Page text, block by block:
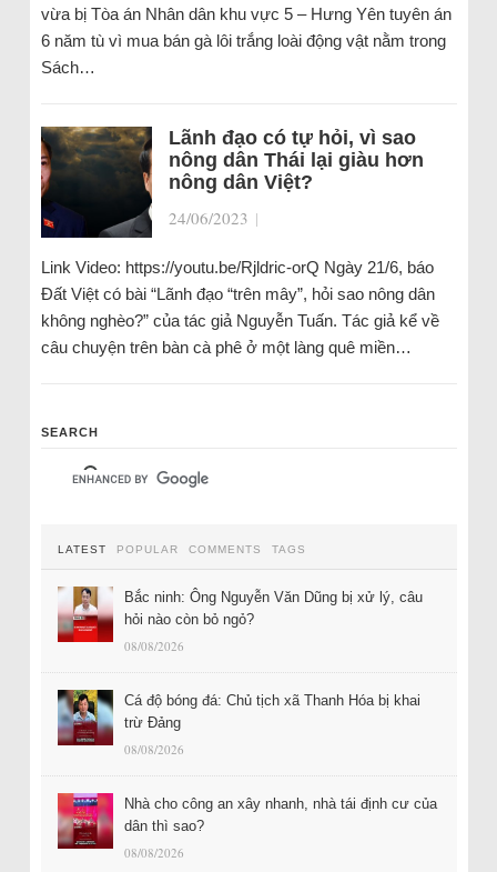
vừa bị Tòa án Nhân dân khu vực 5 – Hưng Yên tuyên án
6 năm tù vì mua bán gà lôi trắng loài động vật nằm trong
Sách…
Lãnh đạo có tự hỏi, vì sao
nông dân Thái lại giàu hơn
nông dân Việt?
24/06/2023 |
Link Video: https://youtu.be/Rjldric-orQ Ngày 21/6, báo
Đất Việt có bài “Lãnh đạo “trên mây”, hỏi sao nông dân
không nghèo?” của tác giả Nguyễn Tuấn. Tác giả kể về
câu chuyện trên bàn cà phê ở một làng quê miền…
SEARCH
LATEST POPULAR COMMENTS TAGS
Bắc ninh: Ông Nguyễn Văn Dũng bị xử lý, câu
hỏi nào còn bỏ ngỏ?
08/08/2026
Cá độ bóng đá: Chủ tịch xã Thanh Hóa bị khai
trừ Đảng
08/08/2026
Nhà cho công an xây nhanh, nhà tái định cư của
dân thì sao?
08/08/2026